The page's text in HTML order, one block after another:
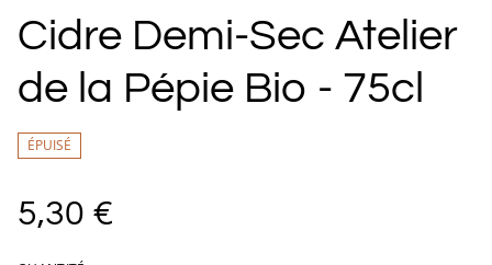
Cidre Demi-Sec Atelier
de la Pépie Bio - 75cl
ÉPUISÉ
5,30 €